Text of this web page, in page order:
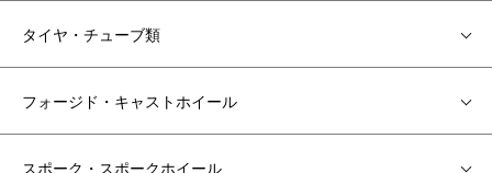
タイヤ・チューブ類
フォージド・キャストホイール
スポーク・スポークホイール